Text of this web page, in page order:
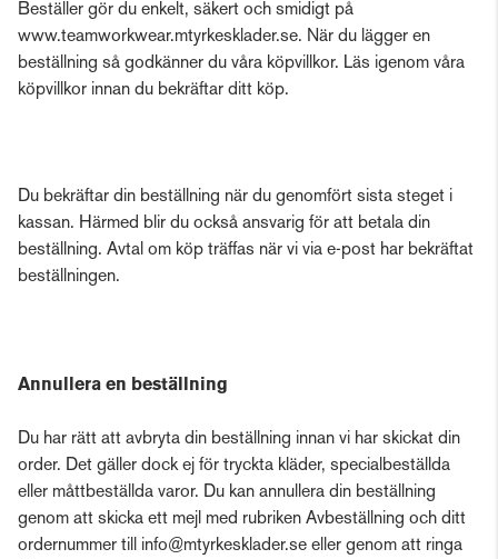
Beställer gör du enkelt, säkert och smidigt på
www.teamworkwear.mtyrkesklader.se. När du lägger en
beställning så godkänner du våra köpvillkor. Läs igenom våra
köpvillkor innan du bekräftar ditt köp.
Du bekräftar din beställning när du genomfört sista steget i
kassan. Härmed blir du också ansvarig för att betala din
beställning. Avtal om köp träffas när vi via e-post har bekräftat
beställningen.
Annullera en beställning
Du har rätt att avbryta din beställning innan vi har skickat din
order. Det gäller dock ej för tryckta kläder, specialbeställda
eller måttbeställda varor. Du kan annullera din beställning
genom att skicka ett mejl med rubriken Avbeställning och ditt
ordernummer till info@mtyrkesklader.se eller genom att ringa